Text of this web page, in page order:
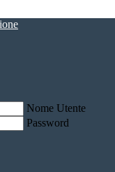
Nome Utente
Password